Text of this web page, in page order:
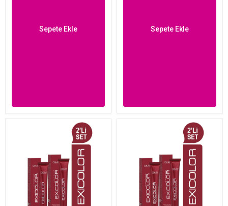
Sepete Ekle Sepete Ekle